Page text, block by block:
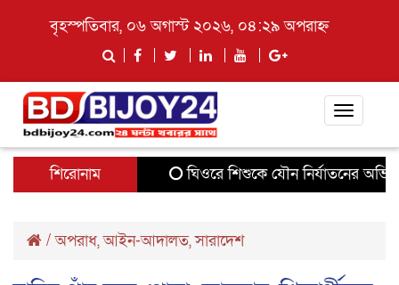
বৃহস্পতিবার, ০৬ অগাস্ট ২০২৬, ০৪:২৯ অপরাহ্ন
Toggle
শিরোনাম
ঘিওরে শিশুকে যৌন নির্যাতনের
/অপরাধ,আইন-আদালত,সারাদেশ